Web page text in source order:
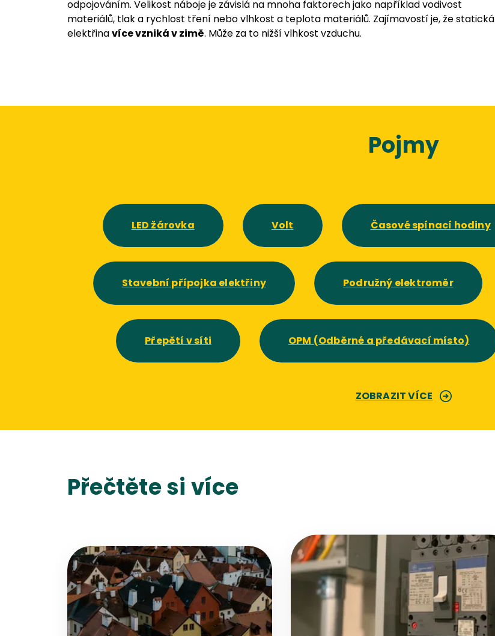
odpojováním. Velikost náboje je závislá na mnoha faktorech jako například vodivost
materiálů, tlak a rychlost tření nebo vlhkost a teplota materiálů. Zajímavostí je, že statická
elektřinavíce vzniká v zimě. Může za to nižší vlhkost vzduchu.
Pojmy
LED žárovka Volt Časové spínací hodiny
Stavební přípojka elektřiny Podružný elektroměr
Přepětí v síti OPM (Odběrné a předávací místo)
ZOBRAZIT VÍCE
Přečtěte si více
Přejít na detail článku
Přejít na detail článku